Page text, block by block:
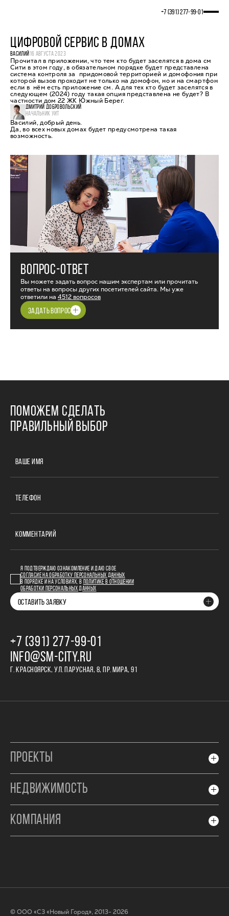
+7 (391) 277‒99‒01
ЦИФРОВОЙ СЕРВИС В ДОМАХ
ВАСИЛИЙ 16 АВГУСТА 2023
Прочитал в приложении, что тем кто будет заселятся в дома см
Сити в этом году, в обязательном порядке будет представлена
система контроля за придомовой территорией и домофония при
которой вызов проходит не только на домофон, но и на смартфон
если в нëм есть приложение см. А для тех кто будет заселятся в
следующем (2024) году такая опция представлена не будет? В
частности дом 22 ЖК Южный Берег.
ДМИТРИЙ ДОБРОВОЛЬСКИЙ
НАЧАЛЬНИК УИТ
Василий, добрый день.
Да, во всех новых домах будет предусмотрена такая
возможность.
ВОПРОС-ОТВЕТ
Вы можете задать вопрос нашим экспертам или прочитать
ответы на вопросы других посетителей сайта. Мы уже
ответили на 4512 вопросов
ЗАДАТЬ ВОПРОС
ПОМОЖЕМ СДЕЛАТЬ
ПРАВИЛЬНЫЙ ВЫБОР
ВАШЕ ИМЯ
ТЕЛЕФОН
КОММЕНТАРИЙ
Я ПОДТВЕРЖДАЮ ОЗНАКОМЛЕНИЕ И ДАЮ СВОЕ
СОГЛАСИЕ НА ОБРАБОТКУ ПЕРСОНАЛЬНЫХ ДАННЫХ
В ПОРЯДКЕ И НА УСЛОВИЯХ, В
ПОЛИТИКЕ В ОТНОШЕНИИ
ОБРАБОТКИ ПЕРСОНАЛЬНЫХ ДАННЫХ
ОСТАВИТЬ ЗАЯВКУ
+7 (391) 277‒99‒01
INFO@SM-CITY.RU
Г. КРАСНОЯРСК, УЛ. ПАРУСНАЯ, 8, ПР. МИРА, 91
ПРОЕКТЫ
НЕДВИЖИМОСТЬ
КОМПАНИЯ
© ООО «СЗ «Новый Город», 2013- 2026